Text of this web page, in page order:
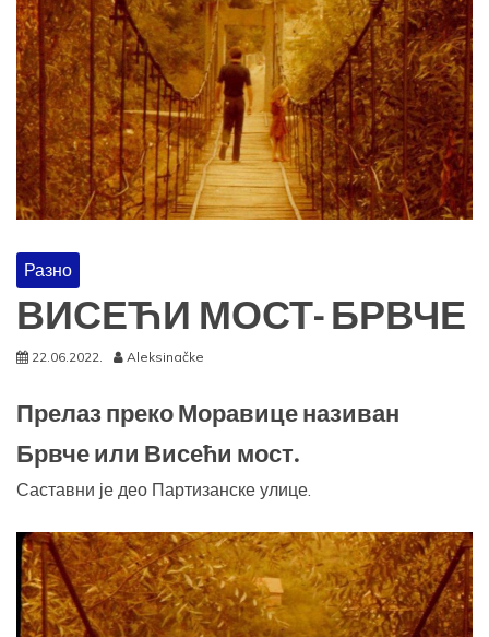
Разно
ВИСЕЋИ МОСТ- БРВЧЕ
22.06.2022. Aleksinačke
Прелаз преко Моравице називан
Брвче или Висећи мост.
Саставни је део Партизанске улице.